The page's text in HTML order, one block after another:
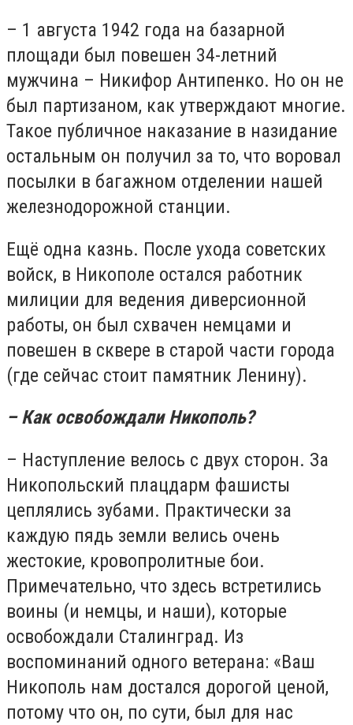
– 1 августа 1942 года на базарной
площади был повешен 34-летний
мужчина – Никифор Антипенко. Но он не
был партизаном, как утверждают многие.
Такое публичное наказание в назидание
остальным он получил за то, что воровал
посылки в багажном отделении нашей
железнодорожной станции.
Ещё одна казнь. После ухода советских
войск, в Никополе остался работник
милиции для ведения диверсионной
работы, он был схвачен немцами и
повешен в сквере в старой части города
(где сейчас стоит памятник Ленину).
– Как освобождали Никополь?
– Наступление велось с двух сторон. За
Никопольский плацдарм фашисты
цеплялись зубами. Практически за
каждую пядь земли велись очень
жестокие, кровопролитные бои.
Примечательно, что здесь встретились
воины (и немцы, и наши), которые
освобождали Сталинград. Из
воспоминаний одного ветерана: «Ваш
Никополь нам достался дорогой ценой,
потому что он, по сути, был для нас